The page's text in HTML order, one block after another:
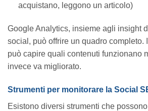
acquistano, leggono un articolo)
Google Analytics, insieme agli insight
social, può offrire un quadro completo.
può capire quali contenuti funzionano
invece va migliorato.
Strumenti per monitorare la Social
Esistono diversi strumenti che